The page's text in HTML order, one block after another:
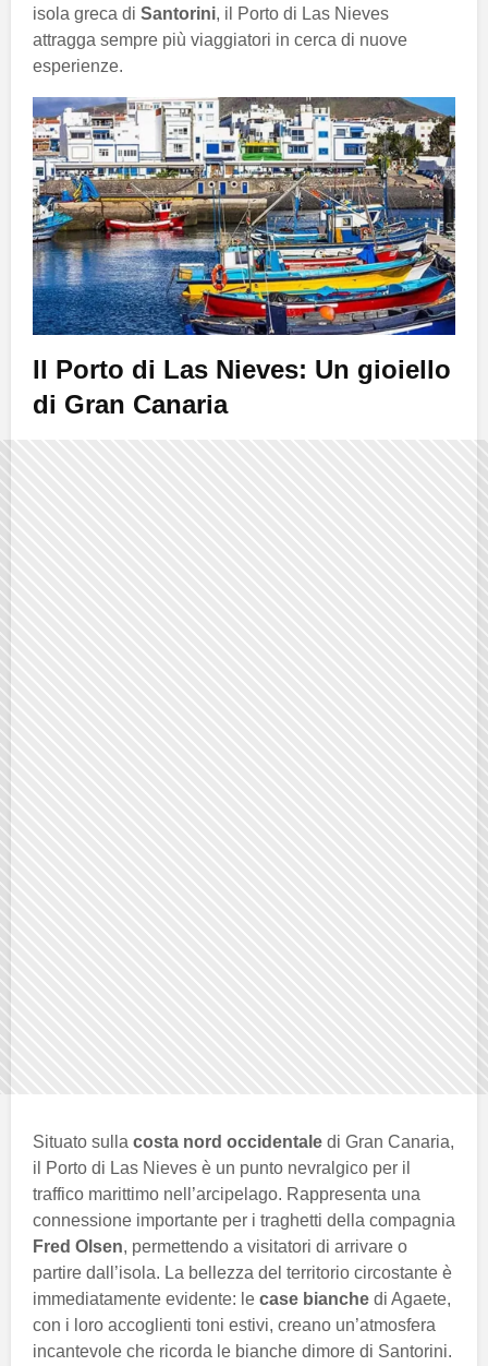
isola greca di Santorini, il Porto di Las Nieves
attragga sempre più viaggiatori in cerca di nuove
esperienze.
Il Porto di Las Nieves: Un gioiello
di Gran Canaria
Situato sulla costa nord occidentale di Gran Canaria,
il Porto di Las Nieves è un punto nevralgico per il
traffico marittimo nell’arcipelago. Rappresenta una
connessione importante per i traghetti della compagnia
Fred Olsen, permettendo a visitatori di arrivare o
partire dall’isola. La bellezza del territorio circostante è
immediatamente evidente: le case bianche di Agaete,
con i loro accoglienti toni estivi, creano un’atmosfera
incantevole che ricorda le bianche dimore di Santorini.